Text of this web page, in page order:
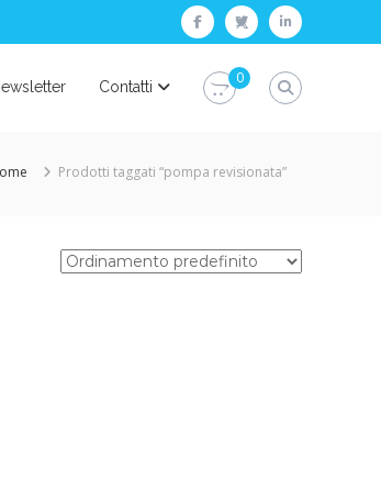
facebooktwitterlinkedin
Contatti
0
Prodotti taggati “pompa revisionata”